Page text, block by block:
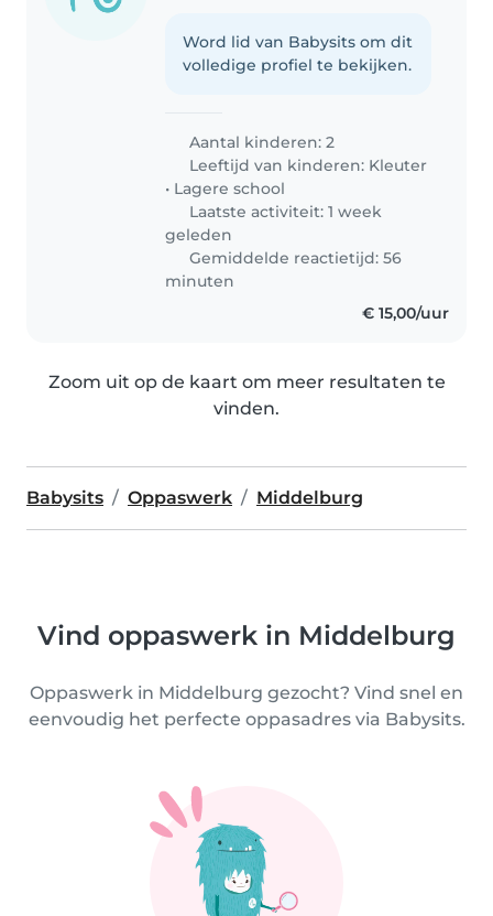
Word lid van Babysits om dit
volledige profiel te bekijken.
Aantal kinderen: 2
Leeftijd van kinderen: Kleuter
• Lagere school
Laatste activiteit: 1 week
geleden
Gemiddelde reactietijd: 56
minuten
€ 15,00/uur
Zoom uit op de kaart om meer resultaten te
vinden.
Babysits Oppaswerk Middelburg
Vind oppaswerk in Middelburg
Oppaswerk in Middelburg gezocht? Vind snel en
eenvoudig het perfecte oppasadres via Babysits.